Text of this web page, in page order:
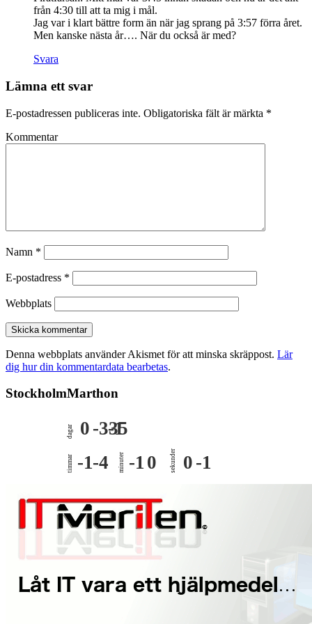
från 4:30 till att ta mig i mål.
Jag var i klart bättre form än när jag sprang på 3:57 förra året.
Men kanske nästa år…. När du också är med?
Svara
Lämna ett svar
E-postadressen publiceras inte. Obligatoriska fält är märkta *
Kommentar
Namn *
E-postadress *
Webbplats
Denna webbplats använder Akismet för att minska skräppost. Lär
dig hur din kommentardata bearbetas.
StockholmMarthon
dagar 0 -335
-1
timmar -1-4 minuter -1 0 sekunder 0 -1